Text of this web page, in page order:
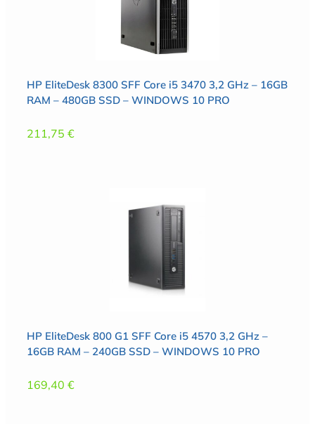
HP EliteDesk 8300 SFF Core i5 3470 3,2 GHz – 16GB
RAM – 480GB SSD – WINDOWS 10 PRO
211,75 €
HP EliteDesk 800 G1 SFF Core i5 4570 3,2 GHz –
16GB RAM – 240GB SSD – WINDOWS 10 PRO
169,40 €